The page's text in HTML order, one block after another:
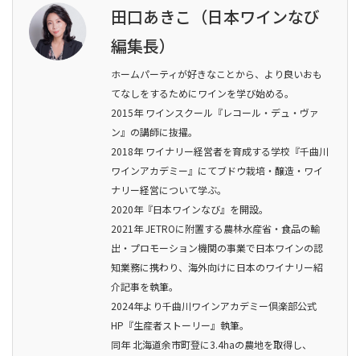
田口あきこ（日本ワインなび
編集長）
ホームパーティが好きなことから、より良いおも
てなしをするためにワインを学び始める。
2015年 ワインスクール『レコール・デュ・ヴァ
ン』の講師に抜擢。
2018年 ワイナリー経営者を育成する学校『千曲川
ワインアカデミー』にてブドウ栽培・醸造・ワイ
ナリー経営について学ぶ。
2020年『日本ワインなび』を開設。
2021年 JETROに附置する農林水産省・食品の輸
出・プロモーション機関の事業で日本ワインの認
知業務に携わり、海外向けに日本のワイナリー紹
介記事を執筆。
2024年より千曲川ワインアカデミー倶楽部公式
HP『生産者ストーリー』執筆。
同年 北海道余市町登に3.4haの農地を取得し、